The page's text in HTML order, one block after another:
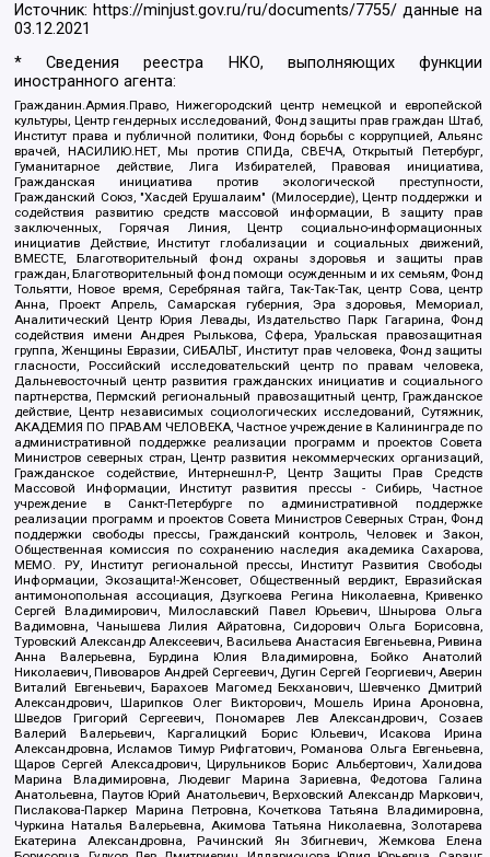
Источник: https://minjust.gov.ru/ru/documents/7755/ данные на
03.12.2021
* Сведения реестра НКО, выполняющих функции
иностранного агента:
Гражданин.Армия.Право, Нижегородский центр немецкой и европейской
культуры, Центр гендерных исследований, Фонд защиты прав граждан Штаб,
Институт права и публичной политики, Фонд борьбы с коррупцией, Альянс
врачей, НАСИЛИЮ.НЕТ, Мы против СПИДа, СВЕЧА, Открытый Петербург,
Гуманитарное действие, Лига Избирателей, Правовая инициатива,
Гражданская инициатива против экологической преступности,
Гражданский Союз, "Хасдей Ерушалаим" (Милосердие), Центр поддержки и
содействия развитию средств массовой информации, В защиту прав
заключенных, Горячая Линия, Центр социально-информационных
инициатив Действие, Институт глобализации и социальных движений,
ВМЕСТЕ, Благотворительный фонд охраны здоровья и защиты прав
граждан, Благотворительный фонд помощи осужденным и их семьям, Фонд
Тольятти, Новое время, Серебряная тайга, Так-Так-Так, центр Сова, центр
Анна, Проект Апрель, Самарская губерния, Эра здоровья, Мемориал,
Аналитический Центр Юрия Левады, Издательство Парк Гагарина, Фонд
содействия имени Андрея Рылькова, Сфера, Уральская правозащитная
группа, Женщины Евразии, СИБАЛЬТ, Институт прав человека, Фонд защиты
гласности, Российский исследовательский центр по правам человека,
Дальневосточный центр развития гражданских инициатив и социального
партнерства, Пермский региональный правозащитный центр, Гражданское
действие, Центр независимых социологических исследований, Сутяжник,
АКАДЕМИЯ ПО ПРАВАМ ЧЕЛОВЕКА, Частное учреждение в Калининграде по
административной поддержке реализации программ и проектов Совета
Министров северных стран, Центр развития некоммерческих организаций,
Гражданское содействие, Интернешнл-Р, Центр Защиты Прав Средств
Массовой Информации, Институт развития прессы - Сибирь, Частное
учреждение в Санкт-Петербурге по административной поддержке
реализации программ и проектов Совета Министров Северных Стран, Фонд
поддержки свободы прессы, Гражданский контроль, Человек и Закон,
Общественная комиссия по сохранению наследия академика Сахарова,
МЕМО. РУ, Институт региональной прессы, Институт Развития Свободы
Информации, Экозащита!-Женсовет, Общественный вердикт, Евразийская
антимонопольная ассоциация, Дзугкоева Регина Николаевна, Кривенко
Сергей Владимирович, Милославский Павел Юрьевич, Шнырова Ольга
Вадимовна, Чанышева Лилия Айратовна, Сидорович Ольга Борисовна,
Туровский Александр Алексеевич, Васильева Анастасия Евгеньевна, Ривина
Анна Валерьевна, Бурдина Юлия Владимировна, Бойко Анатолий
Николаевич, Пивоваров Андрей Сергеевич, Дугин Сергей Георгиевич, Аверин
Виталий Евгеньевич, Барахоев Магомед Бекханович, Шевченко Дмитрий
Александрович, Шарипков Олег Викторович, Мошель Ирина Ароновна,
Шведов Григорий Сергеевич, Пономарев Лев Александрович, Созаев
Валерий Валерьевич, Каргалицкий Борис Юльевич, Исакова Ирина
Александровна, Исламов Тимур Рифгатович, Романова Ольга Евгеньевна,
Щаров Сергей Алексадрович, Цирульников Борис Альбертович, Халидова
Марина Владимировна, Людевиг Марина Зариевна, Федотова Галина
Анатольевна, Паутов Юрий Анатольевич, Верховский Александр Маркович,
Пислакова-Паркер Марина Петровна, Кочеткова Татьяна Владимировна,
Чуркина Наталья Валерьевна, Акимова Татьяна Николаевна, Золотарева
Екатерина Александровна, Рачинский Ян Збигневич, Жемкова Елена